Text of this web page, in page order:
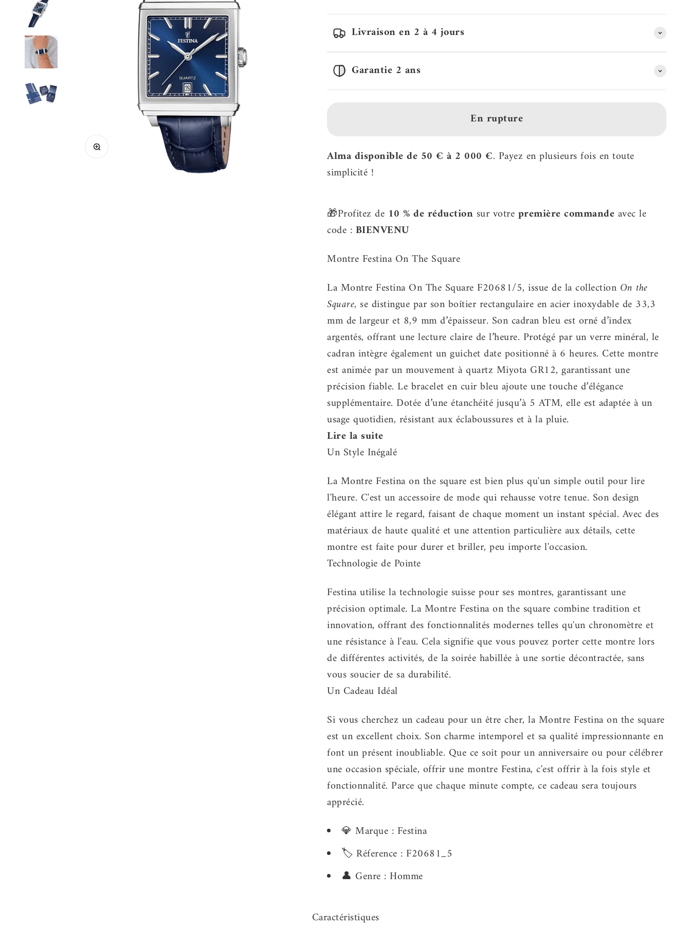
Zoomer sur l'image
Livraison en 2 à 4 jours
Garantie 2 ans
En rupture
Alma disponible de 50 € à 2 000 €. Payez en plusieurs fois en toute
simplicité !
🎁Profitez de 10 % de réduction sur votre première commande avec le
code : BIENVENU
Montre Festina On The Square
La Montre Festina On The Square F20681/5, issue de la collection On the
Square, se distingue par son boîtier rectangulaire en acier inoxydable de 33,3
mm de largeur et 8,9 mm d’épaisseur. Son cadran bleu est orné d’index
argentés, offrant une lecture claire de l’heure. Protégé par un verre minéral, le
cadran intègre également un guichet date positionné à 6 heures. Cette montre
est animée par un mouvement à quartz Miyota GR12, garantissant une
précision fiable. Le bracelet en cuir bleu ajoute une touche d’élégance
supplémentaire. Dotée d’une étanchéité jusqu’à 5 ATM, elle est adaptée à un
usage quotidien, résistant aux éclaboussures et à la pluie.
Lire la suite
Un Style Inégalé
La Montre Festina on the square est bien plus qu'un simple outil pour lire
l'heure. C'est un accessoire de mode qui rehausse votre tenue. Son design
élégant attire le regard, faisant de chaque moment un instant spécial. Avec des
matériaux de haute qualité et une attention particulière aux détails, cette
montre est faite pour durer et briller, peu importe l'occasion.
Technologie de Pointe
Festina utilise la technologie suisse pour ses montres, garantissant une
précision optimale. La Montre Festina on the square combine tradition et
innovation, offrant des fonctionnalités modernes telles qu'un chronomètre et
une résistance à l'eau. Cela signifie que vous pouvez porter cette montre lors
de différentes activités, de la soirée habillée à une sortie décontractée, sans
vous soucier de sa durabilité.
Un Cadeau Idéal
Si vous cherchez un cadeau pour un être cher, la Montre Festina on the square
est un excellent choix. Son charme intemporel et sa qualité impressionnante en
font un présent inoubliable. Que ce soit pour un anniversaire ou pour célébrer
une occasion spéciale, offrir une montre Festina, c'est offrir à la fois style et
fonctionnalité. Parce que chaque minute compte, ce cadeau sera toujours
apprécié.
💎 Marque : Festina
🏷️ Réference : F20681_5
👤 Genre : Homme
Caractéristiques